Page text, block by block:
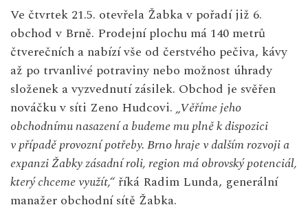
Ve čtvrtek 21.5. otevřela Žabka v pořadí již 6.
obchod v Brně. Prodejní plochu má 140 metrů
čtverečních a nabízí vše od čerstvého pečiva, kávy
až po trvanlivé potraviny nebo možnost úhrady
složenek a vyzvednutí zásilek. Obchod je svěřen
nováčku v síti Zeno Hudcovi. „Věříme jeho
obchodnímu nasazení a budeme mu plně k dispozici
v případě provozní potřeby. Brno hraje v dalším rozvoji a
expanzi Žabky zásadní roli, region má obrovský potenciál,
který chceme využít,“ říká Radim Lunda, generální
manažer obchodní sítě Žabka.